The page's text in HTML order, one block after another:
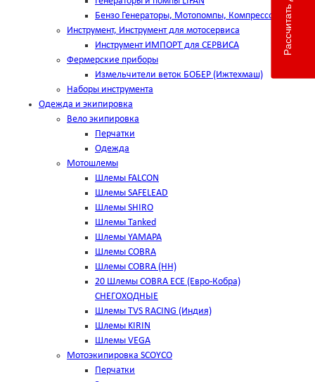
Бензо Генераторы, Мотопомпы, Компрессоры
Инструмент, Инструмент для мотосервиса
Инструмент ИМПОРТ для СЕРВИСА
Фермерские приборы
Измельчители веток БОБЕР (Ижтехмаш)
Наборы инструмента
Одежда и экипировка
Вело экипировка
Перчатки
Одежда
Мотошлемы
Шлемы FALCON
Шлемы SAFELEAD
Шлемы SHIRO
Шлемы Tanked
Шлемы YAMAPA
Шлемы COBRA
Шлемы COBRA (HH)
20 Шлемы COBRA ECE (Евро-Кобра)
СНЕГОХОДНЫЕ
Шлемы TVS RACING (Индия)
Шлемы KIRIN
Шлемы VEGA
Мотоэкипировка SCOYCO
Перчатки